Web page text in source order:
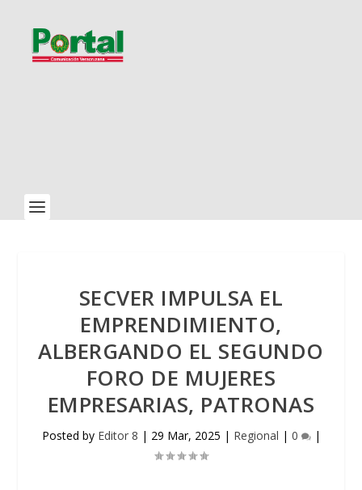
SECVER IMPULSA EL
EMPRENDIMIENTO,
ALBERGANDO EL SEGUNDO
FORO DE MUJERES
EMPRESARIAS, PATRONAS
Posted by Editor 8 | 29 Mar, 2025 | Regional | 0 |